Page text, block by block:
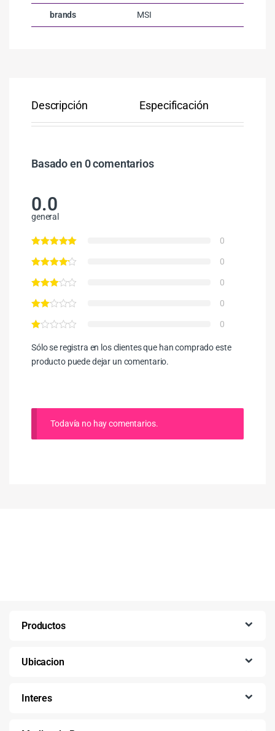
brands MSI
Descripción Especificación
Basado en 0 comentarios
0.0
general
0
0
0
0
0
Sólo se registra en los clientes que han comprado este
producto puede dejar un comentario.
Todavía no hay comentarios.
Productos
Ubicacion
Interes